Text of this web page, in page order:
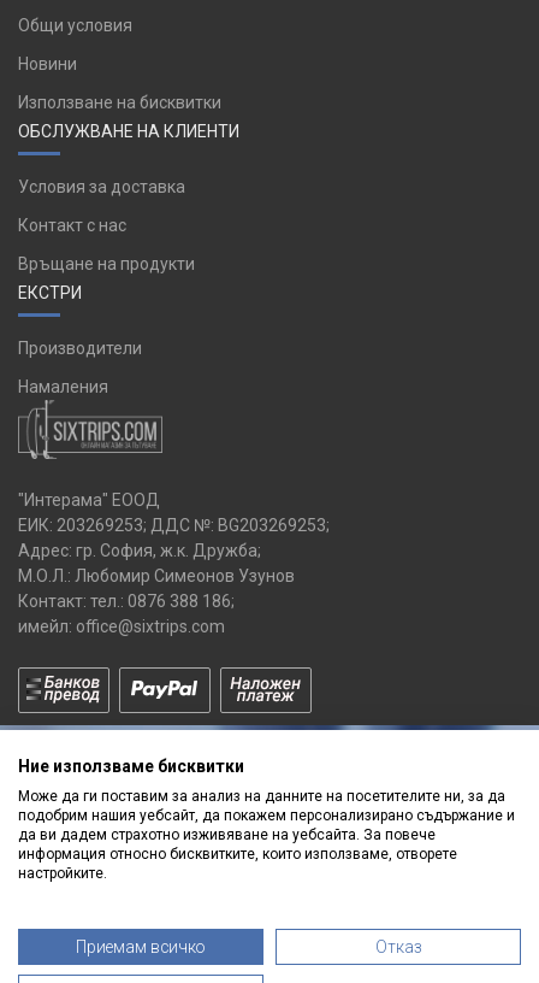
Общи условия
Новини
Използване на бисквитки
ОБСЛУЖВАНЕ НА КЛИЕНТИ
Условия за доставка
Контакт с нас
Връщане на продукти
ЕКСТРИ
Производители
Намаления
"Интерама" ЕООД
ЕИК: 203269253; ДДС №: BG203269253;
Адрес: гр. София, ж.к. Дружба;
М.О.Л.: Любомир Симеонов Узунов
Контакт: тел.: 0876 388 186;
имейл: office@sixtrips.com
Получавай нашите
ПРОМОЦИИ
Ние използваме бисквитки
Може да ги поставим за анализ на данните на посетителите ни, за да
подобрим нашия уебсайт, да покажем персонализирано съдържание и
да ви дадем страхотно изживяване на уебсайта. За повече
информация относно бисквитките, които използваме, отворете
настройките.
Приемам всичко Отказ